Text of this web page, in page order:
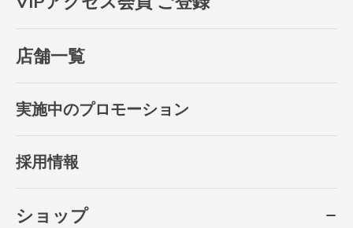
店舗一覧
実施中のプロモーション
採用情報
ショップ